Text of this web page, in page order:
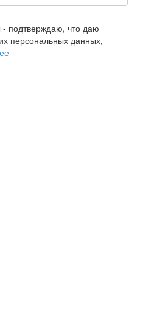
подтверждаю, что даю
персональных данных,